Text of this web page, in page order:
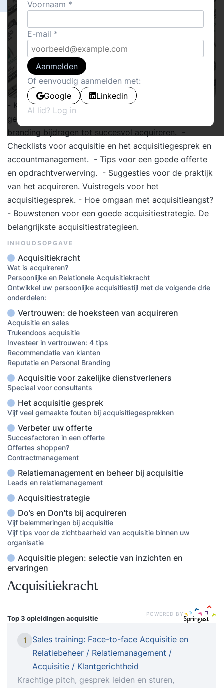
- Kenmerken van acquisitiekracht. Persoonlijke stijl en
gedrag bij acquireren. - Hoe netwerken en personal
branding bijdragen tot succesvol acquireren. -
Checklists voor acquisitie en het acquisitiegesprek en
accountmanagement. - Tips voor een goede offerte
en opdrachtverwerving. - Suggesties voor de praktijk
van het acquireren. Vuistregels voor het
acquisitiegesprek. - Hoe omgaan met acquisitieangst?
- Bouwstenen voor een goede acquisitiestrategie. De
belangrijkste acquisitiestrategieen.
INHOUDSOPGAVE
Acquisitiekracht
Wat is acquireren?
Persoonlijke en Relationele Acquisitiekracht
Ontwikkel uw persoonlijke acquisitiestijl met de volgende drie
onderdelen:
Vertrouwen: de hoeksteen van acquireren
Acquisitie en sales
Trukendoos acquisitie
Investeer in vertrouwen: 4 tips
Recommendatie van klanten
Reputatie en Personal Branding
Acquisitie voor zakelijke dienstverleners
Speciaal voor consultants
Het acquisitie gesprek
Vijf veel gemaakte fouten bij acquisitiegesprekken
Verbeter uw offerte
Succesfactoren in een offerte
Offertes shoppen?
Contractmanagement
Relatiemanagement en beheer bij acquisitie
Leads en relatiemanagement
Acquisitiestrategie
Do’s en Don'ts bij acquireren
Vijf belemmeringen bij acquisitie
Vijf tips voor de zichtbaarheid van acquisitie binnen uw
organisatie
Acquisitie plegen: selectie van inzichten en
ervaringen
Acquisitiekracht
Top 3 opleidingenacquisitie
POWERED BY
1
Sales training: Face-to-face Acquisitie en
Relatiebeheer / Relatiemanagement /
Acquisitie / Klantgerichtheid
Krachtige pitch, gesprek leiden en sturen,
Voornaam
E-mail
Aanmelden
Of eenvoudig aanmelden met:
Google
Linkedin
Al lid? Log in